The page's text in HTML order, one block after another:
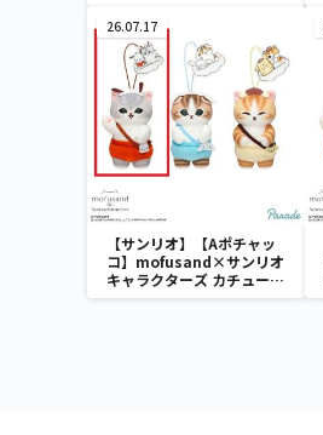
26.07.17
【サンリオ】【Aポチャッ
コ】mofusand×サンリオ
キャラクターズ カチューシ
ャマスコット②